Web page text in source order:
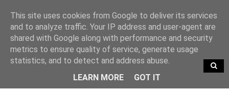
TRENDING
This site uses cookies from Google to deliver its services
and to analyze traffic. Your IP address and user-agent are
shared with Google along with performance and security
metrics to ensure quality of service, generate usage
statistics, and to detect and address abuse.
LEARN MORE
GOT IT